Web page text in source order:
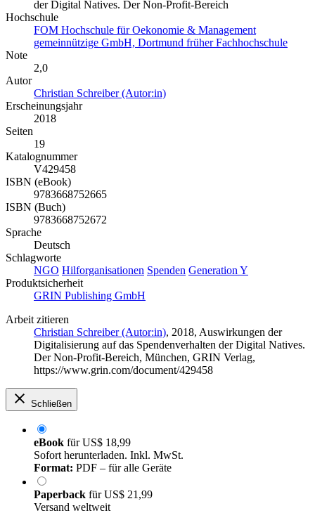
der Digital Natives. Der Non-Profit-Bereich
Hochschule
FOM Hochschule für Oekonomie & Management
gemeinnützige GmbH, Dortmund früher Fachhochschule
Note
2,0
Autor
Christian Schreiber (Autor:in)
Erscheinungsjahr
2018
Seiten
19
Katalognummer
V429458
ISBN (eBook)
9783668752665
ISBN (Buch)
9783668752672
Sprache
Deutsch
Schlagworte
NGO Hilforganisationen Spenden Generation Y
Produktsicherheit
GRIN Publishing GmbH
Arbeit zitieren
Christian Schreiber (Autor:in), 2018, Auswirkungen der
Digitalisierung auf das Spendenverhalten der Digital Natives.
Der Non-Profit-Bereich, München, GRIN Verlag,
https://www.grin.com/document/429458
Schließen
eBook fürUS$ 18,99
Sofort herunterladen. Inkl. MwSt.
Format: PDF – für alle Geräte
Paperback fürUS$ 21,99
Versand weltweit